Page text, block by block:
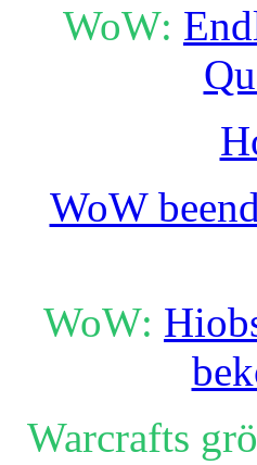
WoW:
WoW
WoW:
Warcrafts